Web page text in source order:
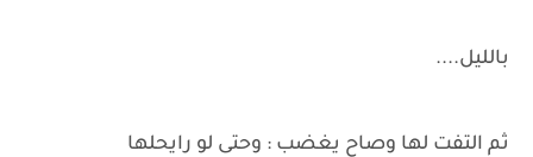
بالليل....
ثم التفت لها وصاح يغضب : وحتى لو رايحلها